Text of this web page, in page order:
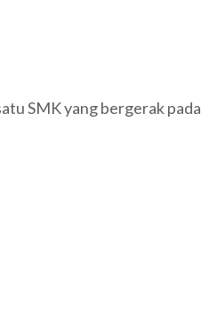
SMK yang bergerak pada